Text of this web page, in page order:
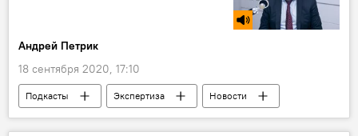
Андрей Петрик
18 сентября 2020, 17:10
Подкасты Экспертиза
Новости
В Молдове
Общество
безработица